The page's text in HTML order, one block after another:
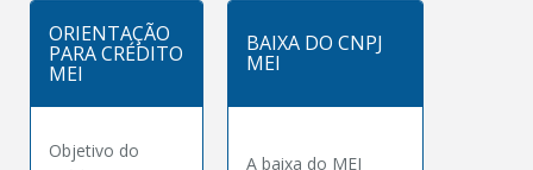
ORIENTAÇÃO
PARA CRÉDITO
MEI
Objetivo do
BAIXA DO CNPJ
MEI
A baixa do MEI